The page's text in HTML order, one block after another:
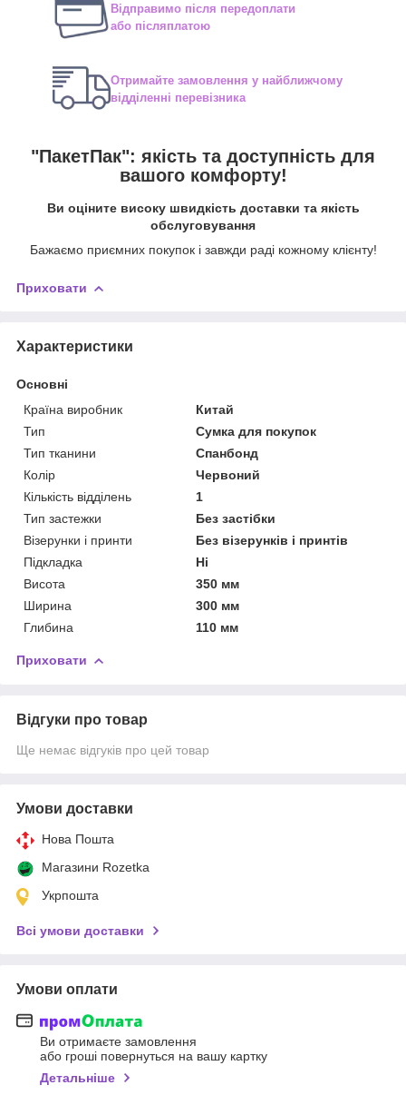
Відправимо після передоплати
або післяплатою
Отримайте замовлення у найближчому
відділенні перевізника
"ПакетПак": якість та доступність для
вашого комфорту!
Ви оціните високу швидкість доставки та якість
обслуговування
Бажаємо приємних покупок і завжди раді кожному клієнту!
Приховати
Характеристики
Основні
Країна виробник
Китай
Тип
Сумка для покупок
Тип тканини
Спанбонд
Колір
Червоний
Кількість відділень
1
Тип застежки
Без застібки
Візерунки і принти
Без візерунків і принтів
Підкладка
Ні
Висота
350 мм
Ширина
300 мм
Глибина
110 мм
Приховати
Відгуки про товар
Ще немає відгуків про цей товар
Умови доставки
Нова Пошта
Магазини Rozetka
Укрпошта
Всі умови доставки
Умови оплати
Ви отримаєте замовлення
або гроші повернуться на вашу картку
Детальніше